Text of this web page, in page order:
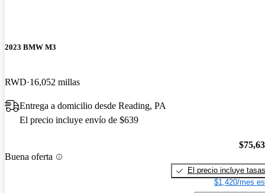
2023 BMW M3
RWD 16,052 millas
Entrega a domicilio desde Reading, PA
El precio incluye envío de $639
Buena oferta
El precio incluye tasas
$1,420/mes